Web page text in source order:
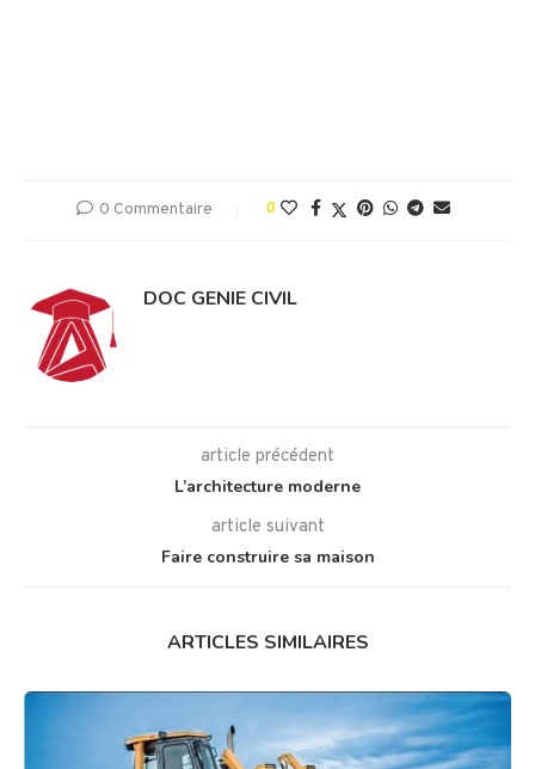
0 Commentaire 0
DOC GENIE CIVIL
article précédent
L’architecture moderne
article suivant
Faire construire sa maison
ARTICLES SIMILAIRES